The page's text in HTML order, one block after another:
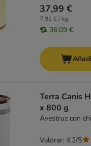
37,99 €
7,91 € / kg
36,09 €
Terra Canis
x 800 g
Avestruz con
Valorar: 4.2/5